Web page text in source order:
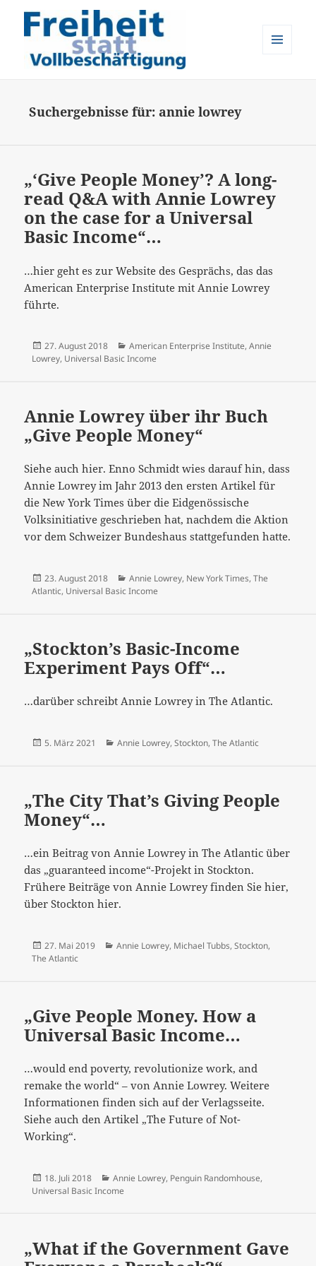
Suchergebnisse für: annie lowrey
„‘Give People Money’? A long-
read Q&A with Annie Lowrey
on the case for a Universal
Basic Income“…
…hier geht es zur Website des Gesprächs, das das
American Enterprise Institute mit Annie Lowrey
führte.
Veröffentlicht
am
27. August 2018 Kategorien
American Enterprise Institute, Annie
Lowrey, Universal Basic Income
Annie Lowrey über ihr Buch
„Give People Money“
Siehe auch hier. Enno Schmidt wies darauf hin, dass
Annie Lowrey im Jahr 2013 den ersten Artikel für
die New York Times über die Eidgenössische
Volksinitiative geschrieben hat, nachdem die Aktion
vor dem Schweizer Bundeshaus stattgefunden hatte.
Veröffentlicht
am
23. August 2018 Kategorien
Annie Lowrey, New York Times, The
Atlantic, Universal Basic Income
„Stockton’s Basic-Income
Experiment Pays Off“…
…darüber schreibt Annie Lowrey in The Atlantic.
Veröffentlicht
5. März 2021 Kategorien
Annie Lowrey, Stockton, The Atlantic
„The City That’s Giving People
Money“…
…ein Beitrag von Annie Lowrey in The Atlantic über
das „guaranteed income“-Projekt in Stockton.
Frühere Beiträge von Annie Lowrey finden Sie hier,
über Stockton hier.
Veröffentlicht
am
27. Mai 2019 Kategorien
Annie Lowrey, Michael Tubbs, Stockton,
The Atlantic
„Give People Money. How a
Universal Basic Income…
…would end poverty, revolutionize work, and
remake the world“ – von Annie Lowrey. Weitere
Informationen finden sich auf der Verlagsseite.
Siehe auch den Artikel „The Future of Not-
Working“.
Veröffentlicht
am
18. Juli 2018 Kategorien
Annie Lowrey, Penguin Randomhouse,
Universal Basic Income
„What if the Government Gave